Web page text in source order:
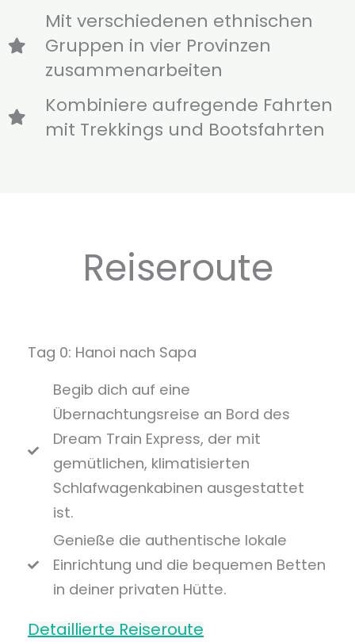
Mit verschiedenen ethnischen
Gruppen in vier Provinzen
zusammenarbeiten
Kombiniere aufregende Fahrten
mit Trekkings und Bootsfahrten
Reiseroute
Tag 0: Hanoi nach Sapa
Begib dich auf eine
Übernachtungsreise an Bord des
Dream Train Express, der mit
gemütlichen, klimatisierten
Schlafwagenkabinen ausgestattet
ist.
Genieße die authentische lokale
Einrichtung und die bequemen Betten
in deiner privaten Hütte.
Detaillierte Reiseroute